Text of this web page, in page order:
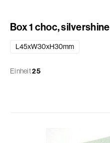
Box 1 choc, silvershine
L45xW30xH30mm
Einheit25